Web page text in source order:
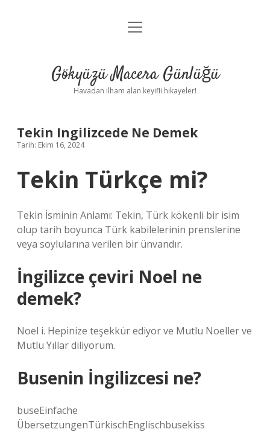
Anasayfa
Yasal Uyarı
menüyü
Gökyüzü Macera Günlüğü
Havadan ilham alan keyifli hikayeler!
Tekin Ingilizcede Ne Demek
Tarih: Ekim 16, 2024
Tekin Türkçe mi?
Tekin İsminin Anlamı: Tekin, Türk kökenli bir isim
olup tarih boyunca Türk kabilelerinin prenslerine
veya soylularına verilen bir ünvandır.
İngilizce çeviri Noel ne
demek?
Noel i. Hepinize teşekkür ediyor ve Mutlu Noeller ve
Mutlu Yıllar diliyorum.
Busenin İngilizcesi ne?
buseEinfache
ÜbersetzungenTürkischEnglischbusekiss